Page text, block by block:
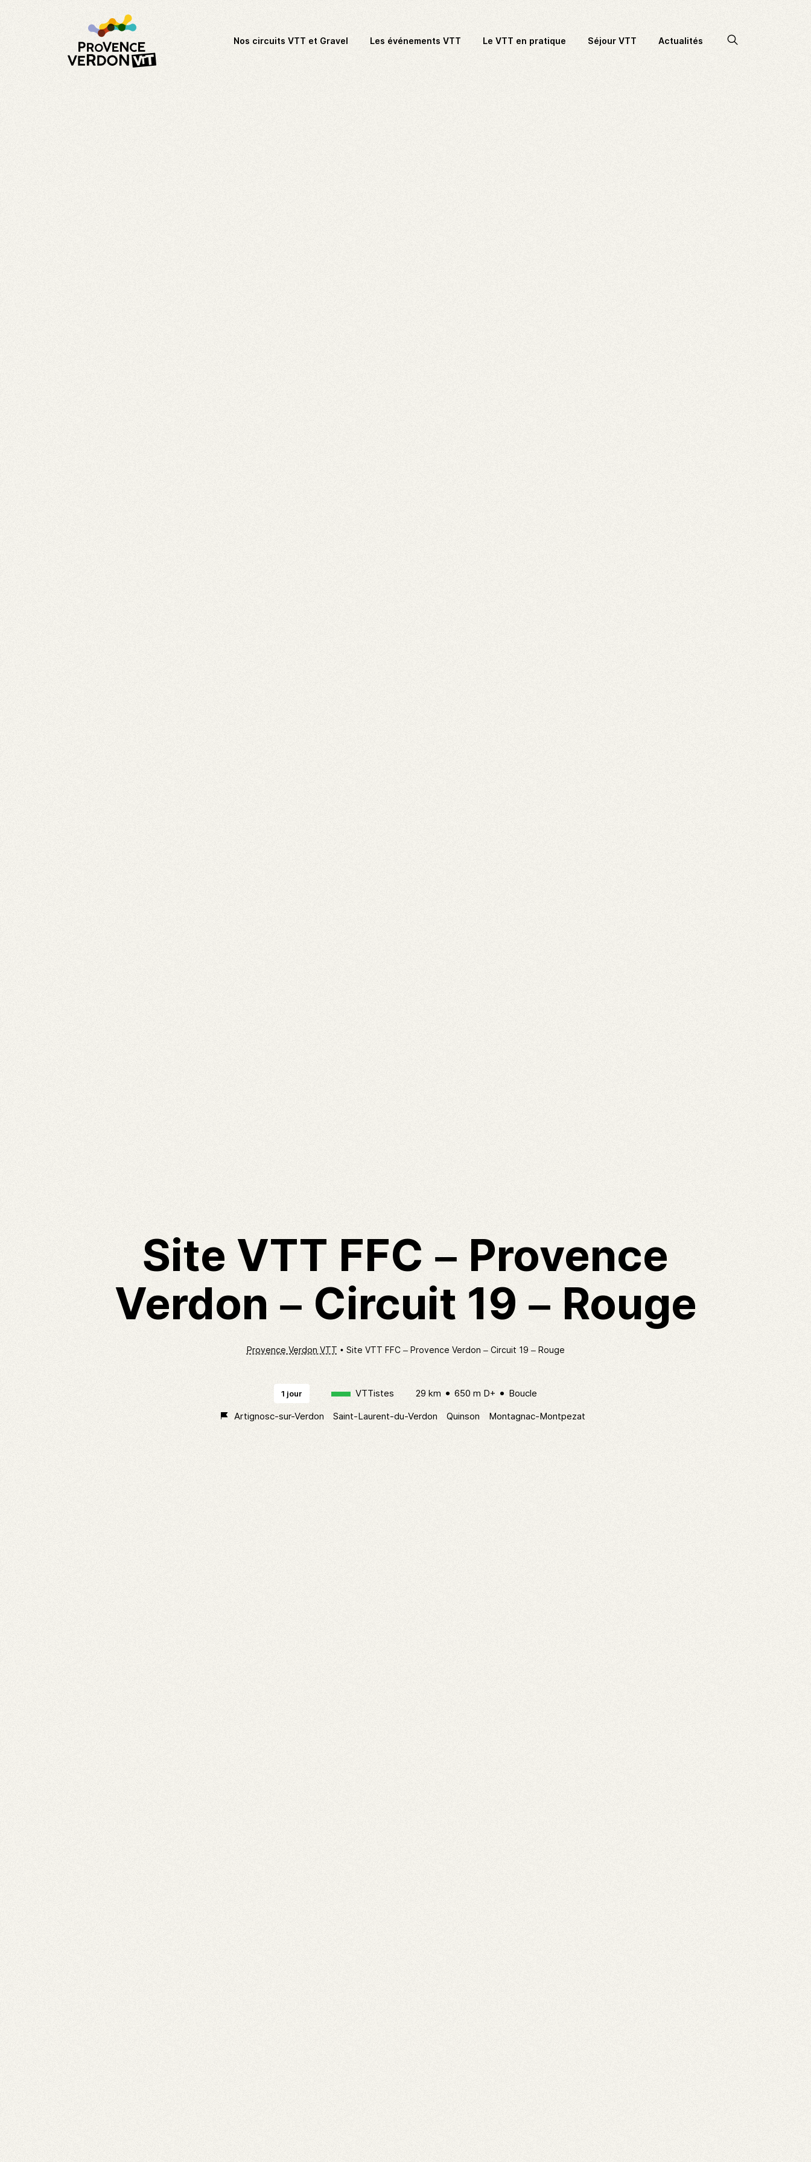
Nos circuits VTT et Gravel Les événements VTT Le VTT en pratique Séjour VTT Actualités
Site VTT FFC – Provence
Verdon – Circuit 19 – Rouge
Provence Verdon VTT Site VTT FFC – Provence Verdon – Circuit 19 – Rouge
1 jour VTTistes 29 km 650 m D+
Boucle
Artignosc-sur-Verdon
Saint-Laurent-du-Verdon Quinson Montagnac-Montpezat